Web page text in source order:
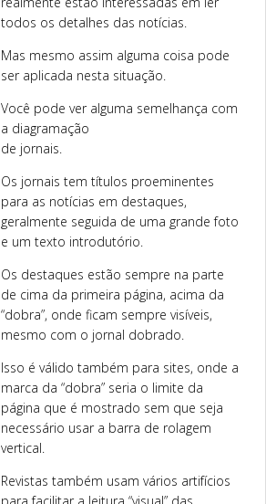
todos os detalhes das notícias.
Mas mesmo assim alguma coisa pode
ser aplicada nesta situação.
Você pode ver alguma semelhança com
a diagramação
de jornais.
Os jornais tem títulos proeminentes
para as notícias em destaques,
geralmente seguida de uma grande foto
e um texto introdutório.
Os destaques estão sempre na parte
de cima da primeira página, acima da
“dobra”, onde ficam sempre visíveis,
mesmo com o jornal dobrado.
Isso é válido também para sites, onde a
marca da “dobra” seria o limite da
página que é mostrado sem que seja
necessário usar a barra de rolagem
vertical.
Revistas também usam vários artifícios